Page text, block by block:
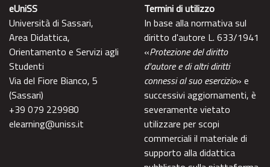
eUniSS
Università di Sassari,
Area Didattica,
Orientamento e Servizi agli
Studenti
Via del Fiore Bianco, 5
(Sassari)
+39 079 229980
elearning@uniss.it
Termini di utilizzo
In base alla normativa sul
diritto d'autore L. 633/1941
«Protezione del diritto
d'autore e di altri diritti
connessi al suo esercizio» e
successivi aggiornamenti, è
severamente vietato
utilizzare per scopi
commerciali il materiale di
supporto alla didattica